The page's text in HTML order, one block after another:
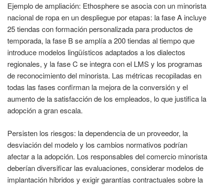
Ejemplo de ampliación: Ethosphere se asocia con un minorista
nacional de ropa en un despliegue por etapas: la fase A incluye
25 tiendas con formación personalizada para productos de
temporada, la fase B se amplía a 200 tiendas al tiempo que
introduce modelos lingüísticos adaptados a los dialectos
regionales, y la fase C se integra con el LMS y los programas
de reconocimiento del minorista. Las métricas recopiladas en
todas las fases confirman la mejora de la conversión y el
aumento de la satisfacción de los empleados, lo que justifica la
adopción a gran escala.
Persisten los riesgos: la dependencia de un proveedor, la
desviación del modelo y los cambios normativos podrían
afectar a la adopción. Los responsables del comercio minorista
deberían diversificar las evaluaciones, considerar modelos de
implantación híbridos y exigir garantías contractuales sobre la